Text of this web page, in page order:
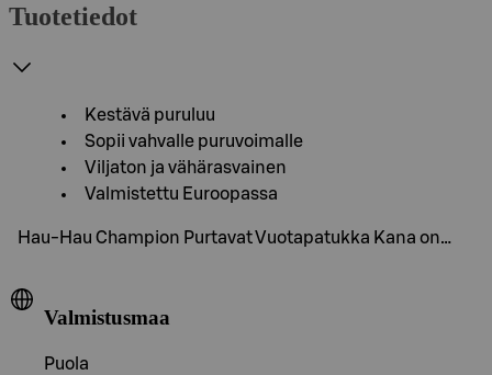
Tuotetiedot
Kestävä puruluu
Sopii vahvalle puruvoimalle
Viljaton ja vähärasvainen
Valmistettu Euroopassa
Hau-Hau Champion Purtavat Vuotapatukka Kana on…
Valmistusmaa
Puola